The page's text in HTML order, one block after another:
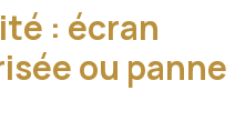
: écran
ou panne